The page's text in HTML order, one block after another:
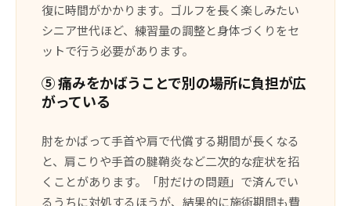
復に時間がかかります。ゴルフを長く楽しみたい
シニア世代ほど、練習量の調整と身体づくりをセ
ットで行う必要があります。
⑤ 痛みをかばうことで別の場所に負担が広
がっている
肘をかばって手首や肩で代償する期間が長くなる
と、肩こりや手首の腱鞘炎など二次的な症状を招
くことがあります。「肘だけの問題」で済んでい
るうちに対処するほうが、結果的に施術期間も費